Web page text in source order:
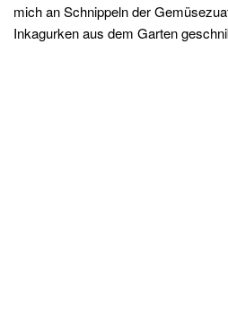
mich an Schnippeln der
Inkagurken aus dem Garten